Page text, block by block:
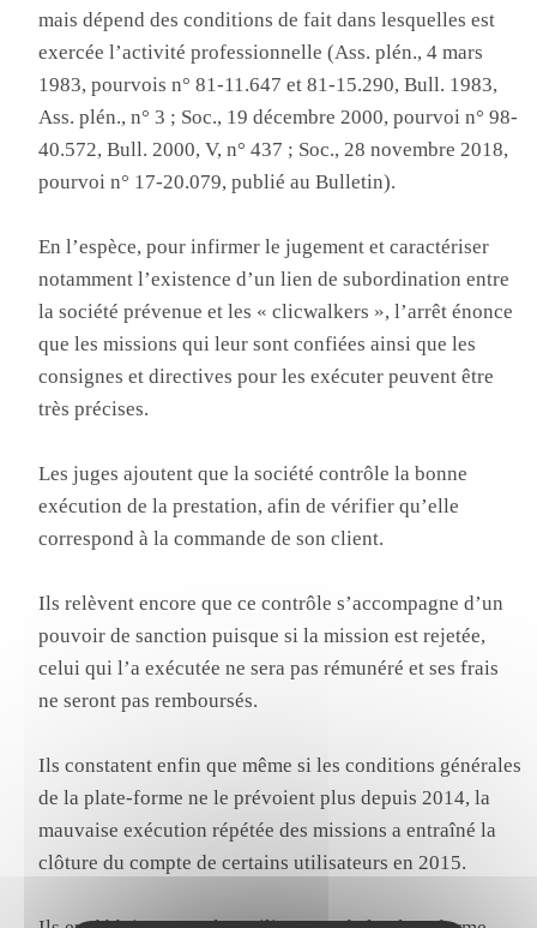
mais dépend des conditions de fait dans lesquelles est
exercée l’activité professionnelle (Ass. plén., 4 mars
1983, pourvois n° 81-11.647 et 81-15.290, Bull. 1983,
Ass. plén., n° 3 ; Soc., 19 décembre 2000, pourvoi n° 98-
40.572, Bull. 2000, V, n° 437 ; Soc., 28 novembre 2018,
pourvoi n° 17-20.079, publié au Bulletin).
En l’espèce, pour infirmer le jugement et caractériser
notamment l’existence d’un lien de subordination entre
la société prévenue et les « clicwalkers », l’arrêt énonce
que les missions qui leur sont confiées ainsi que les
consignes et directives pour les exécuter peuvent être
très précises.
Les juges ajoutent que la société contrôle la bonne
exécution de la prestation, afin de vérifier qu’elle
correspond à la commande de son client.
Ils relèvent encore que ce contrôle s’accompagne d’un
pouvoir de sanction puisque si la mission est rejetée,
celui qui l’a exécutée ne sera pas rémunéré et ses frais
ne seront pas remboursés.
Ils constatent enfin que même si les conditions générales
de la plate-forme ne le prévoient plus depuis 2014, la
mauvaise exécution répétée des missions a entraîné la
clôture du compte de certains utilisateurs en 2015.